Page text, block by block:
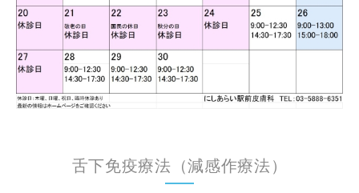
舌下免疫療法（減感作療法）